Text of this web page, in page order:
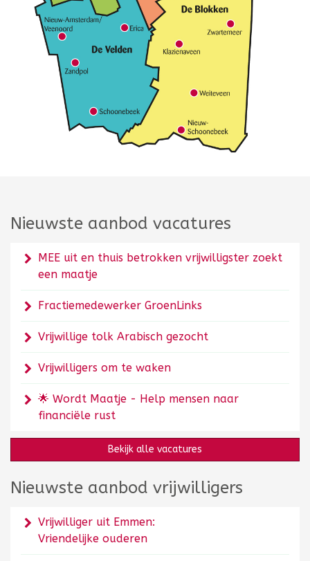
Nieuwste aanbod vacatures
MEE uit en thuis betrokken vrijwilligster zoekt
een maatje
Fractiemedewerker GroenLinks
Vrijwillige tolk Arabisch gezocht
Vrijwilligers om te waken
🌟 Wordt Maatje - Help mensen naar
financiële rust
Bekijk alle vacatures
Nieuwste aanbod vrijwilligers
Vrijwilliger uit Emmen:
Vriendelijke ouderen